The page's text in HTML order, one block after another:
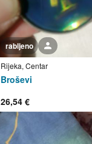
Broševi
Rijeka, Centar
rabljeno
26,54 €